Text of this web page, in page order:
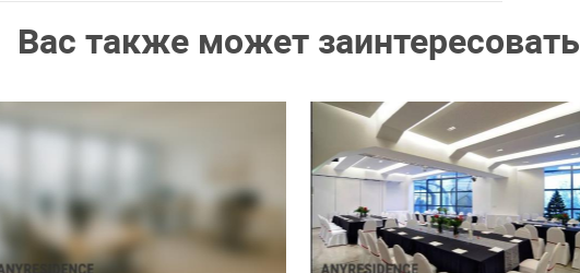
Вас также может заинтересовать